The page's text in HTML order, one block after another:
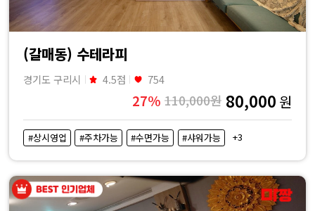
(갈매동) 수테라피
경기도 구리시 4.5점 754
27% 110,000원 80,000 원
#상시영업 #주차가능 #수면가능 #샤워가능 +3